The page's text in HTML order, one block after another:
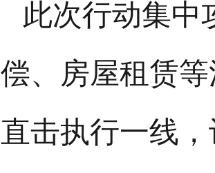
此次行动集中
偿、房屋租赁
直击执行一线